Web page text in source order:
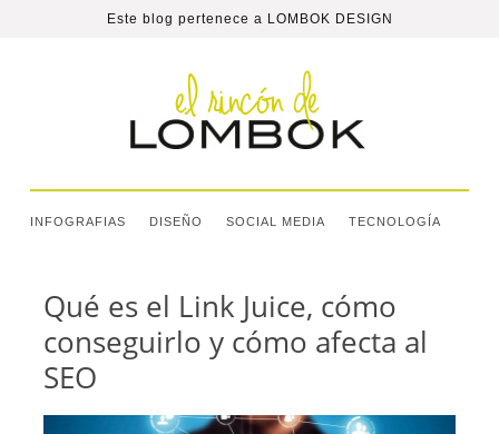
Este blog pertenece a LOMBOK DESIGN
INFOGRAFIAS DISEÑO SOCIAL MEDIA TECNOLOGÍA
Qué es el Link Juice, cómo
conseguirlo y cómo afecta al
SEO